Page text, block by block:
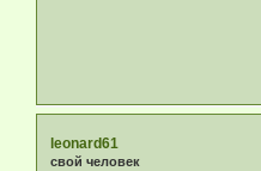
leonard61
свой человек